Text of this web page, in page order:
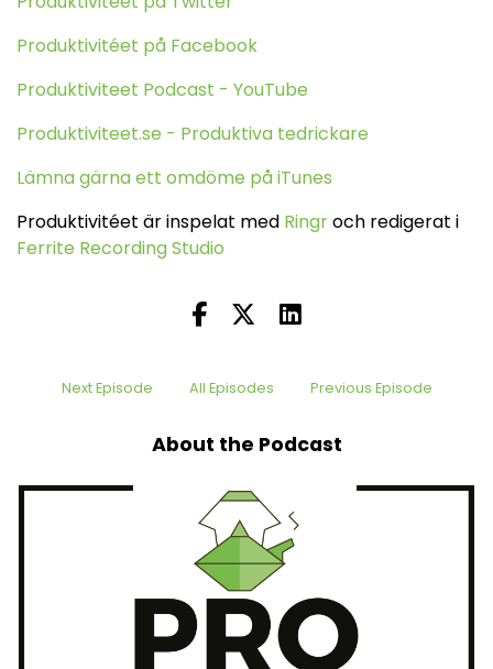
Produktivitéet på Facebook
Produktiviteet Podcast - YouTube
Produktiviteet.se - Produktiva tedrickare
Lämna gärna ett omdöme på iTunes
Produktivitéet är inspelat med Ringroch redigerat i
Ferrite Recording Studio
Next Episode All Episodes Previous Episode
About the Podcast